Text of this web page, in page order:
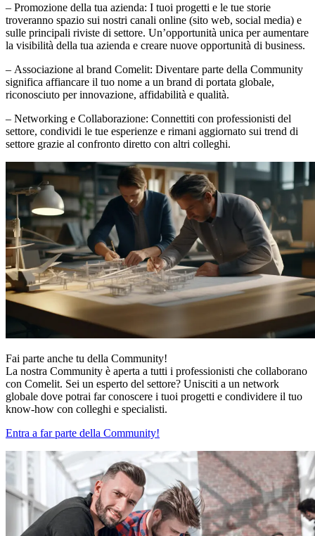
– Promozione della tua azienda: I tuoi progetti e le tue storie
troveranno spazio sui nostri canali online (sito web, social media) e
sulle principali riviste di settore. Un’opportunità unica per aumentare
la visibilità della tua azienda e creare nuove opportunità di business.
– Associazione al brand Comelit: Diventare parte della Community
significa affiancare il tuo nome a un brand di portata globale,
riconosciuto per innovazione, affidabilità e qualità.
– Networking e Collaborazione: Connettiti con professionisti del
settore, condividi le tue esperienze e rimani aggiornato sui trend di
settore grazie al confronto diretto con altri colleghi.
Fai parte anche tu della Community!
La nostra Community è aperta a tutti i professionisti che collaborano
con Comelit. Sei un esperto del settore? Unisciti a un network
globale dove potrai far conoscere i tuoi progetti e condividere il tuo
know-how con colleghi e specialisti.
Entra a far parte della Community!